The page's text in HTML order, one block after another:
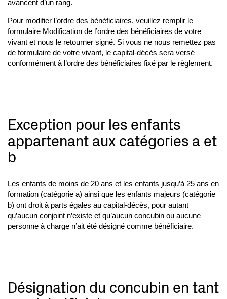
avancent d’un rang.
Pour modifier l’ordre des bénéficiaires, veuillez remplir le
formulaire Modification de l’ordre des bénéficiaires de votre
vivant et nous le retourner signé. Si vous ne nous remettez pas
de formulaire de votre vivant, le capital-décès sera versé
conformément à l’ordre des bénéficiaires fixé par le règlement.
Exception pour les enfants
appartenant aux catégories a et
b
Les enfants de moins de 20 ans et les enfants jusqu’à 25 ans en
formation (catégorie a) ainsi que les enfants majeurs (catégorie
b) ont droit à parts égales au capital-décès, pour autant
qu’aucun conjoint n’existe et qu’aucun concubin ou aucune
personne à charge n’ait été désigné comme bénéficiaire.
Désignation du concubin en tant